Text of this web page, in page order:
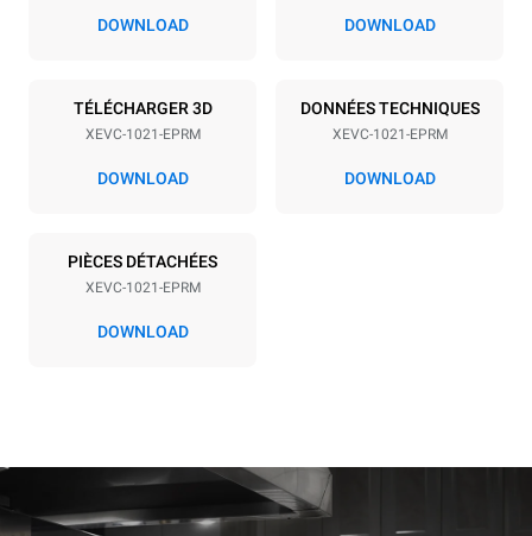
380-415V 3N~ / 220-240V
3~
31 kW
50 / 60 Hz NON INCLUS
134,1 kWh/jour
produite à partir de sources
renouvelables.
Gas Protocol
DOWNLOAD DOWNLOAD
TÉLÉCHARGER 3D
XEVC-1021-EPRM
DOWNLOAD
DONNÉES TECHNIQUES
XEVC-1021-EPRM
DOWNLOAD
PIÈCES DÉTACHÉES
XEVC-1021-EPRM
DOWNLOAD